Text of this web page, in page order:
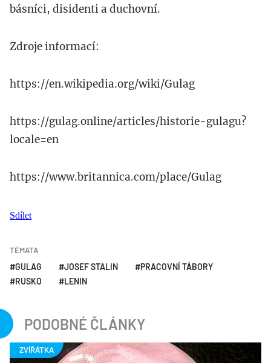
básníci, disidenti a duchovní.
Zdroje informací:
https://en.wikipedia.org/wiki/Gulag
https://gulag.online/articles/historie-gulagu?
locale=en
https://www.britannica.com/place/Gulag
Sdílet
TÉMATA
GULAG JOSEF STALIN
PRACOVNÍ TÁBORY
RUSKO
LENIN
PODOBNÉ ČLÁNKY